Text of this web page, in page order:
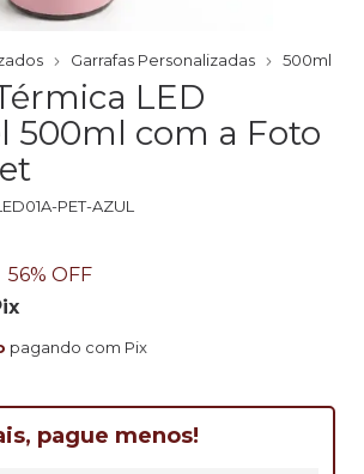
Garrafas Personalizadas 500ml
LED
500ml com a Foto
PET-AZUL
56% OFF
pagando com Pix
pague menos!